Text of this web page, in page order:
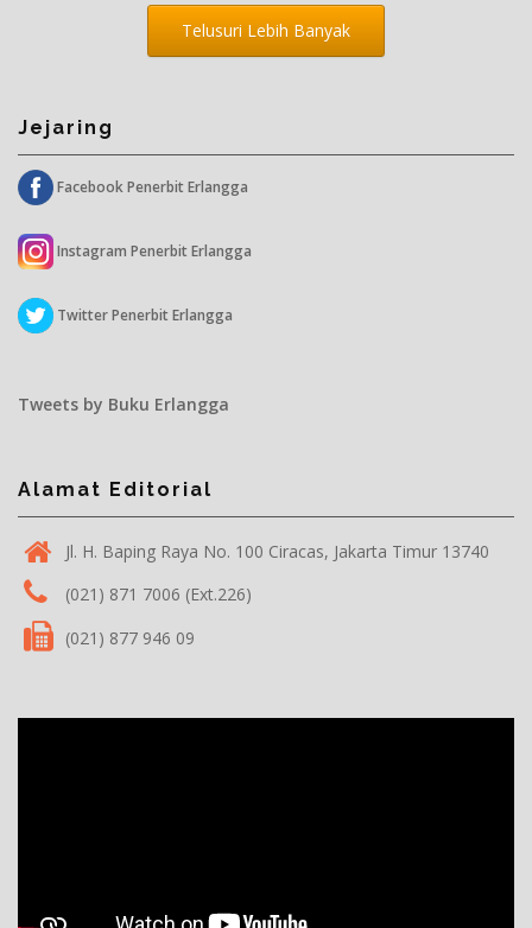
Telusuri Lebih Banyak
Jejaring
Facebook Penerbit Erlangga
Instagram Penerbit Erlangga
Twitter Penerbit Erlangga
Tweets by Buku Erlangga
Alamat Editorial
Jl. H. Baping Raya No. 100 Ciracas, Jakarta Timur 13740
(021) 871 7006 (Ext.226)
(021) 877 946 09